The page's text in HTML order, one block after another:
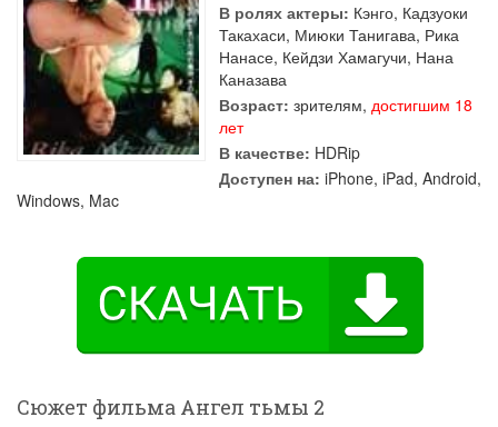
В ролях актеры: Кэнго, Кадзуоки
Такахаси, Миюки Танигава, Рика
Нанасе, Кейдзи Хамагучи, Нана
Каназава
Возраст: зрителям, достигшим 18
лет
В качестве: HDRip
Доступен на: iPhone, iPad, Android,
Windows, Mac
Сюжет фильма Ангел тьмы 2